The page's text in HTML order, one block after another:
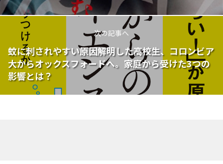
次の記事へ
蚊に刺されやすい原因解明した高校生、コロンビア
大からオックスフォードへ。家庭から受けた3つの
影響とは？